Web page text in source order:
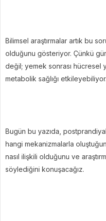
Bilimsel araştırmalar artık bu
olduğunu gösteriyor. Çünkü
değil; yemek sonrası hücresel
metabolik sağlığı etkileyebiliyor.
Bugün bu yazıda,
hangi mekanizmalarla
nasıl ilişkili olduğunu ve
söylediğini konuşacağız.